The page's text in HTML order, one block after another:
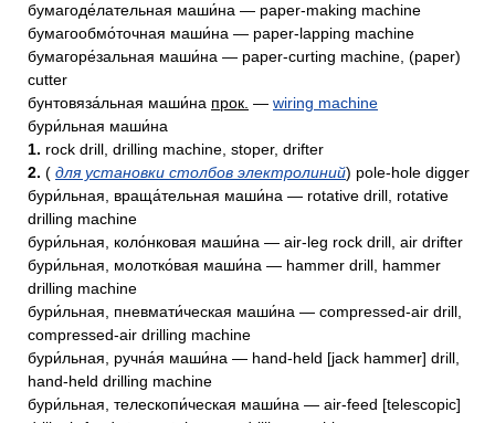
бумагоде́лательная маши́на — paper-making machine
бумагообмо́точная маши́на — paper-lapping machine
бумагоре́зальная маши́на — paper-curting machine, (paper)
cutter
бунтовяза́льная маши́на прок. — wiring machine
бури́льная маши́на
1. rock drill, drilling machine, stoper, drifter
2. ( для установки столбов электролиний) pole-hole digger
бури́льная, враща́тельная маши́на — rotative drill, rotative
drilling machine
бури́льная, коло́нковая маши́на — air-leg rock drill, air drifter
бури́льная, молотко́вая маши́на — hammer drill, hammer
drilling machine
бури́льная, пневмати́ческая маши́на — compressed-air drill,
compressed-air drilling machine
бури́льная, ручна́я маши́на — hand-held [jack hammer] drill,
hand-held drilling machine
бури́льная, телескопи́ческая маши́на — air-feed [telescopic]